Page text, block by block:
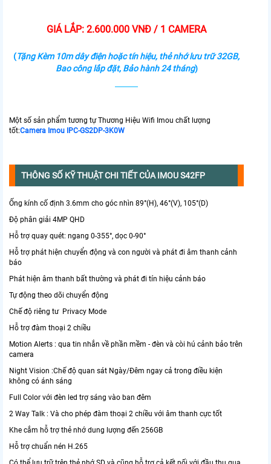
GIÁ LẮP: 2.600.000 VNĐ / 1 CAMERA
(Tặng Kèm 10m dây điện hoặc tín hiệu, thẻ nhớ lưu trữ 32GB,
Bao công lắp đặt, Bảo hành 24 tháng)
Một số sản phẩm tương tự Thương Hiệu Wifi Imou chất lượng
tốt:Camera Imou IPC-GS2DP-3K0W
THÔNG SỐ KỸ THUẬT CHI TIẾT CỦA IMOU S42FP
Ống kính cố định 3.6mm cho góc nhìn 89°(H), 46°(V), 105°(D)
Độ phân giải 4MP QHD
Hỗ trợ quay quét: ngang 0-355°, dọc 0-90°
Hỗ trợ phát hiện chuyển động và con người và phát đi âm thanh cảnh
báo
Phát hiện âm thanh bất thường và phát đi tín hiệu cảnh báo
Tự động theo dõi chuyển động
Chế độ riêng tư Privacy Mode
Hỗ trợ đàm thoại 2 chiều
Motion Alerts : qua tin nhắn về phần mềm - đèn và còi hú cảnh bảo trên
camera
Night Vision :Chế độ quan sát Ngày/Đêm ngay cả trong điều kiện
không có ánh sáng
Full Color với đèn led trợ sáng vào ban đêm
2 Way Talk : Và cho phép đàm thoại 2 chiều với âm thanh cực tốt
Khe cắm hỗ trợ thẻ nhớ dung lượng đến 256GB
Hỗ trợ chuẩn nén H.265